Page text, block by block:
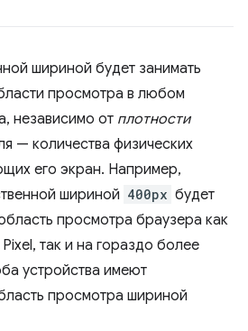
шириной будет занимать
просмотра в любом
независимо от плотности
— количества физических
его экран. Например,
шириной 400px будет
просмотра браузера как
так и на гораздо более
устройства имеют
просмотра шириной